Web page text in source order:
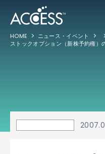
HOME
ニュース・イベント